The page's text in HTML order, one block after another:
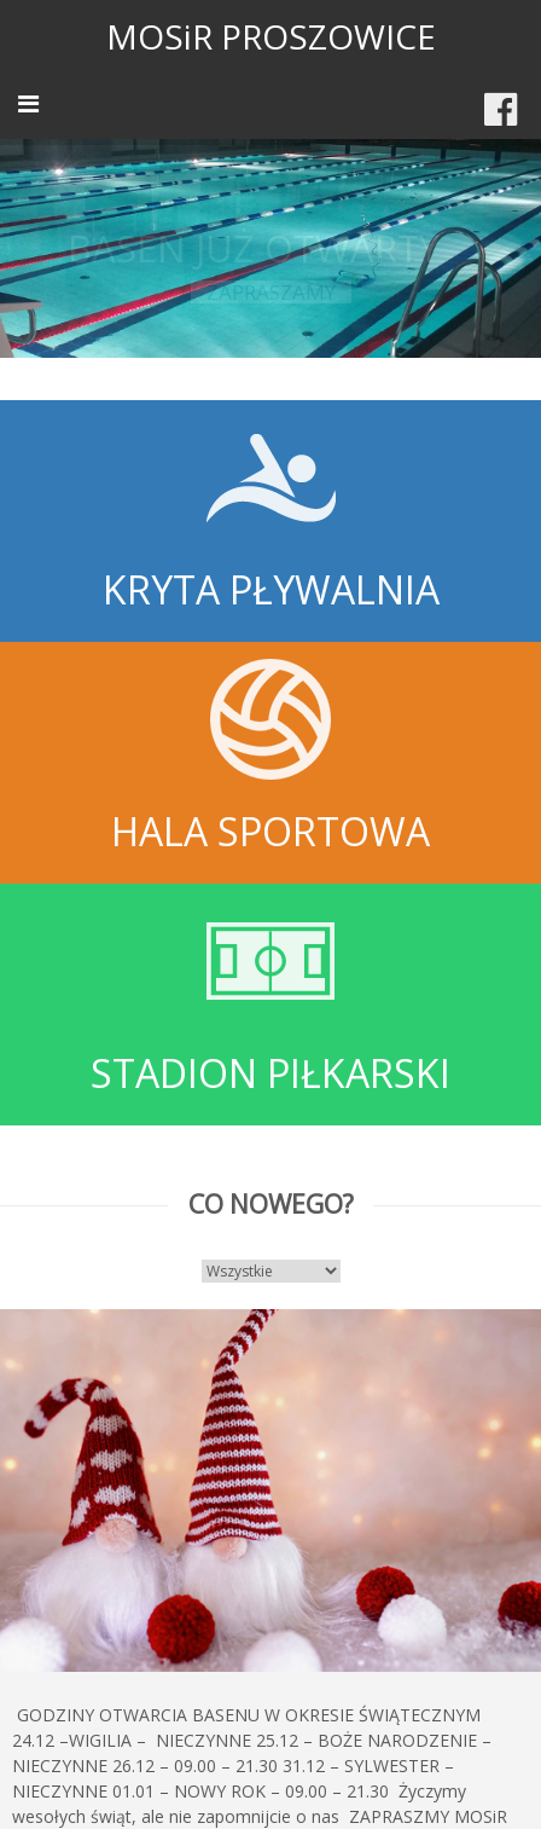
MOSiR PROSZOWICE
KRYTA PŁYWALNIA
HALA SPORTOWA
STADION PIŁKARSKI
CO NOWEGO?
GODZINY OTWARCIA BASENU W OKRESIE ŚWIĄTECZNYM
24.12 –WIGILIA – NIECZYNNE 25.12 – BOŻE NARODZENIE –
NIECZYNNE 26.12 – 09.00 – 21.30 31.12 – SYLWESTER –
NIECZYNNE 01.01 – NOWY ROK – 09.00 – 21.30 Życzymy
wesołych świąt, ale nie zapomnijcie o nas ZAPRASZMY MOSiR